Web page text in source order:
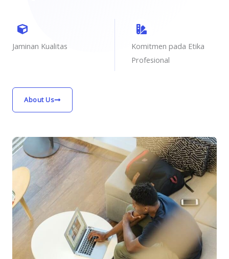
Jaminan Kualitas
Komitmen pada Etika
Profesional
About Us